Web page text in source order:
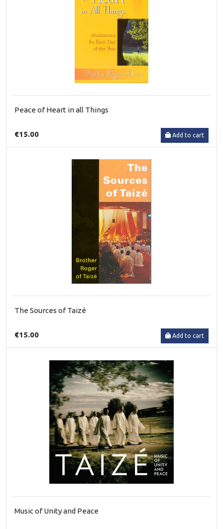
Peace of Heart in all Things
€15.00 Add to cart
The Sources of Taizé
€15.00 Add to cart
Music of Unity and Peace